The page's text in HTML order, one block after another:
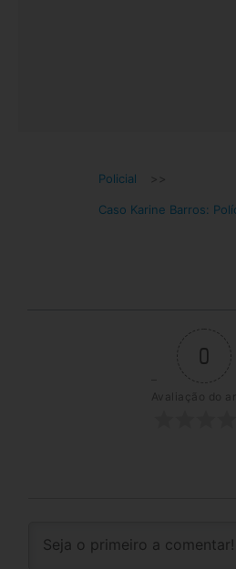
Policial >>
Caso Karine Barros:
0
Avaliação do